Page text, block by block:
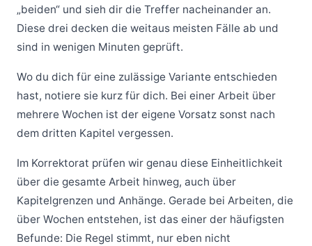
„beiden“ und sieh dir die Treffer nacheinander an.
Diese drei decken die weitaus meisten Fälle ab und
sind in wenigen Minuten geprüft.
Wo du dich für eine zulässige Variante entschieden
hast, notiere sie kurz für dich. Bei einer Arbeit über
mehrere Wochen ist der eigene Vorsatz sonst nach
dem dritten Kapitel vergessen.
Im Korrektorat prüfen wir genau diese Einheitlichkeit
über die gesamte Arbeit hinweg, auch über
Kapitelgrenzen und Anhänge. Gerade bei Arbeiten, die
über Wochen entstehen, ist das einer der häufigsten
Befunde: Die Regel stimmt, nur eben nicht